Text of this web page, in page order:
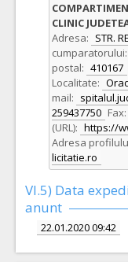
CLINIC
Adresa: STR.
cumparatorului:
postal: 410167
Localitate:
mail:
259437750 Fax:
(URL): https://
Adresa
licitatie.ro
VI.5) Data
anunt
22.01.2020 09:42